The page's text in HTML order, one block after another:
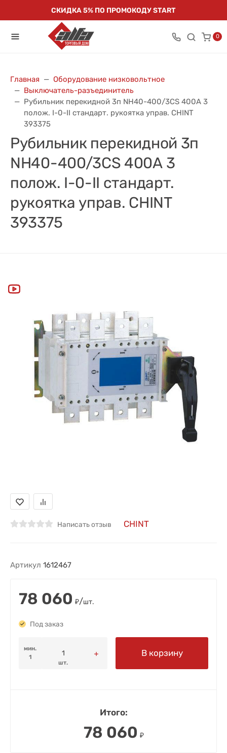
СКИДКА 5% ПО ПРОМОКОДУ START
0
Главная
Оборудование низковольтное
Выключатель-разъединитель
Рубильник перекидной 3п NH40-400/3CS 400А 3
полож. I-0-II стандарт. рукоятка управ. CHINT
393375
Рубильник перекидной 3п
NH40-400/3CS 400А 3
полож. I-0-II стандарт.
рукоятка управ. CHINT
393375
Написать отзыв CHINT
Артикул 1612467
78 060 ₽/шт.
Под заказ
мин.
1
шт.
В корзину
Итого:
78 060 ₽